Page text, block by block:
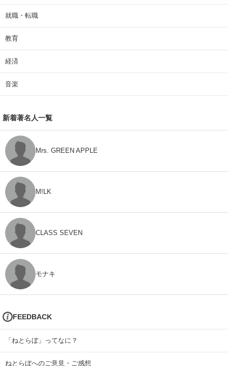
就職・転職
教育
経済
音楽
新着著名人一覧
Mrs. GREEN APPLE
M!LK
CLASS SEVEN
モナキ
FEEDBACK
「ねとらぼ」ってなに？
ねとらぼへのご意見・ご感想